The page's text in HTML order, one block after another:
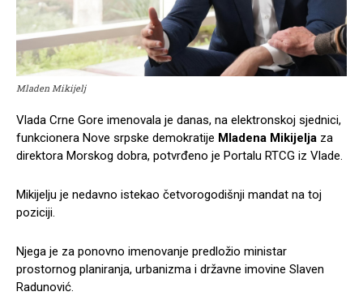
Mladen Mikijelj
Vlada Crne Gore imenovala je danas, na elektronskoj sjednici,
funkcionera Nove srpske demokratije Mladena Mikijelja za
direktora Morskog dobra, potvrđeno je Portalu RTCG iz Vlade.
Mikijelju je nedavno istekao četvorogodišnji mandat na toj
poziciji.
Njega je za ponovno imenovanje predložio ministar
prostornog planiranja, urbanizma i državne imovine Slaven
Radunović.